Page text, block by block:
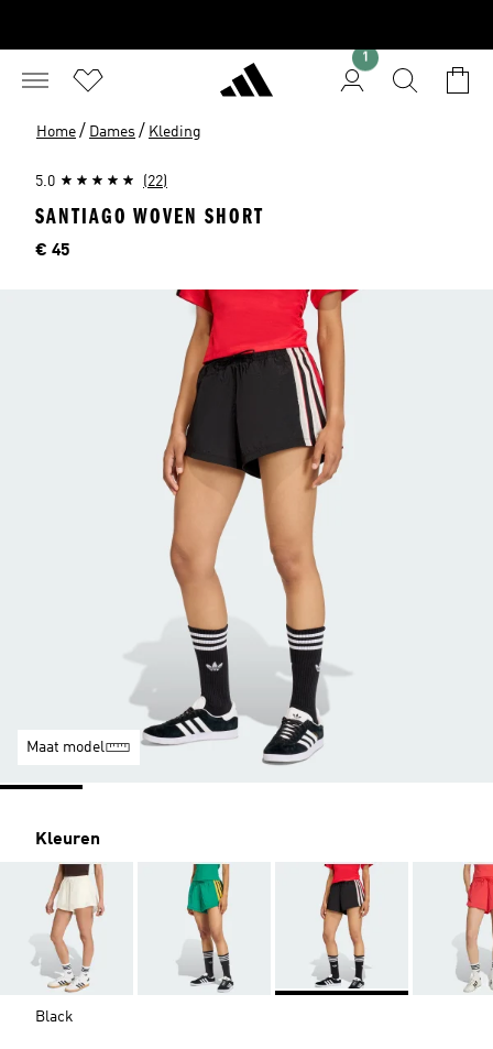
1
Home / Dames / Kleding
5.0 (22)
SANTIAGO WOVEN SHORT
Prijs
€ 45
Maat model
Kleuren
Black